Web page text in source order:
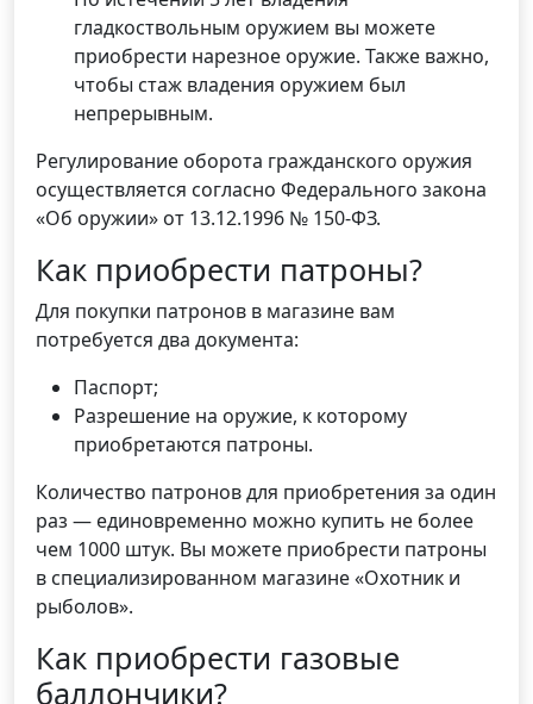
гладкоствольным оружием вы можете
приобрести нарезное оружие. Также важно,
чтобы стаж владения оружием был
непрерывным.
Регулирование оборота гражданского оружия
осуществляется согласно Федерального закона
«Об оружии» от 13.12.1996 № 150-ФЗ.
Как приобрести патроны?
Для покупки патронов в магазине вам
потребуется два документа:
Паспорт;
Разрешение на оружие, к которому
приобретаются патроны.
Количество патронов для приобретения за один
раз — единовременно можно купить не более
чем 1000 штук. Вы можете приобрести патроны
в специализированном магазине «Охотник и
рыболов».
Как приобрести газовые
баллончики?